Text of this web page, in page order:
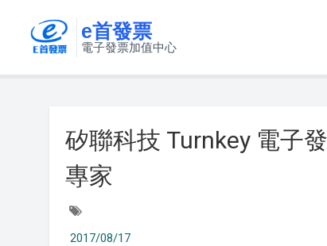
e首發票
電子發票加值中心
矽聯科技 Turnkey 電子
專家
2017/08/17